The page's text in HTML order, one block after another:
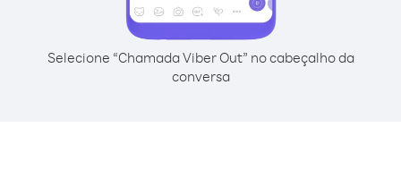
Selecione “Chamada Viber Out” no cabeçalho da
conversa